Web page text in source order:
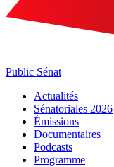
Public Sénat
Actualités
Sénatoriales 2026
Émissions
Documentaires
Podcasts
Programme